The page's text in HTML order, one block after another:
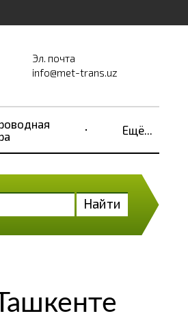
Эл. почта
info@met-trans.uz
Ещё...
Найти